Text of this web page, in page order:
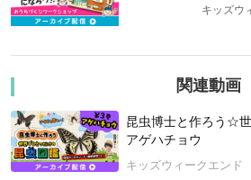
時（とき）は「江戸時代」。一見、算数
日本で空前の「算数ブーム」が巻き起
■謎その1：一体なぜ、江戸時代の人々
～どうして「算数ブーム」が巻き起こ
■謎その2：江戸の「算数」ってどんな
数」との違いとは？
キッズウ
関連動画
昆虫博士と作ろう☆
アゲハチョウ
キッズウィークエンド